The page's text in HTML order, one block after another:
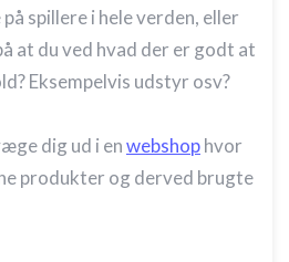
spillere i hele verden, eller
at du ved hvad der er godt at
Eksempelvis udstyr osv?
dig ud i enwebshophvor
produkter og derved brugte